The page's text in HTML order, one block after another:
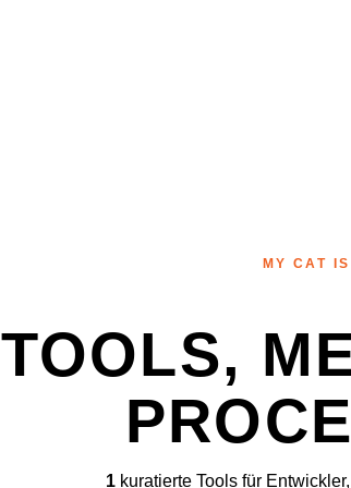
MY CAT
TOOLS,
1kuratierte Tools für